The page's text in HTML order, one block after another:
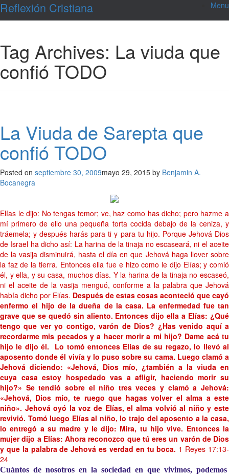
Skip
toReflexión Cristiana Menu
Tag Archives: La viuda que
confió TODO
La Viuda de Sarepta que
confió TODO
Posted on septiembre 30, 2009mayo 29, 2015 by Benjamin A.
Bocanegra
Elías le dijo: No tengas temor; ve, haz como has dicho; pero hazme a
mí primero de ello una pequeña torta cocida debajo de la ceniza, y
tráemela; y después harás para ti y para tu hijo. Porque Jehová Dios
de Israel ha dicho así: La harina de la tinaja no escaseará, ni el aceite
de la vasija disminuirá, hasta el día en que Jehová haga llover sobre
la faz de la tierra. Entonces ella fue e hizo como le dijo Elías; y comió
él, y ella, y su casa, muchos días. Y la harina de la tinaja no escaseó,
ni el aceite de la vasija menguó, conforme a la palabra que Jehová
había dicho por Elías. Después de estas cosas aconteció que cayó
enfermo el hijo de la dueña de la casa. La enfermedad fue tan
grave que se quedó sin aliento. Entonces dijo ella a Elías: ¿Qué
tengo que ver yo contigo, varón de Dios? ¿Has venido aquí a
recordarme mis pecados y a hacer morir a mi hijo? Dame acá tu
hijo le dijo él. Lo tomó entonces Elías de su regazo, lo llevó al
aposento donde él vivía y lo puso sobre su cama. Luego clamó a
Jehová diciendo: «Jehová, Dios mío, ¿también a la viuda en
cuya casa estoy hospedado vas a afligir, haciendo morir su
hijo?» Se tendió sobre el niño tres veces y clamó a Jehová:
«Jehová, Dios mío, te ruego que hagas volver el alma a este
niño». Jehová oyó la voz de Elías, el alma volvió al niño y este
revivió. Tomó luego Elías al niño, lo trajo del aposento a la casa,
lo entregó a su madre y le dijo: Mira, tu hijo vive. Entonces la
mujer dijo a Elías: Ahora reconozco que tú eres un varón de Dios
y que la palabra de Jehová es verdad en tu boca. 1 Reyes 17:13-
24
Cuántos de nosotros en la sociedad en que vivimos, podemos